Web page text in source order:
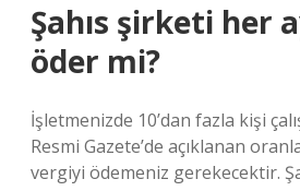
Şahıs şirketi her
öder mi?
İşletmenizde 10’dan fazla kişi
Resmi Gazete’de açıklanan
vergiyi ödemeniz gerekecektir.